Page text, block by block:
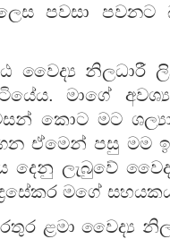
පවසා පවනට
වෛද්‍ය නිලධාරී
මාගේ
කොට මට
ඒමෙන් පසු
ලැබුවේ
මගේ
ළමා වෛද්‍ය